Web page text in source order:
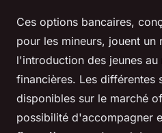
Ces options bancaires,
pour les mineurs, jouent un
l'introduction des jeunes
financières. Les différentes
disponibles sur le marché
possibilité d'accompagner